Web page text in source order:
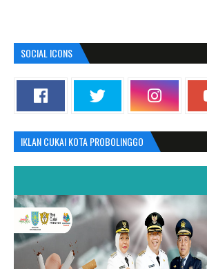
SOCIAL ICONS
IKLAN CUKAI KOTA PROBOLINGGO